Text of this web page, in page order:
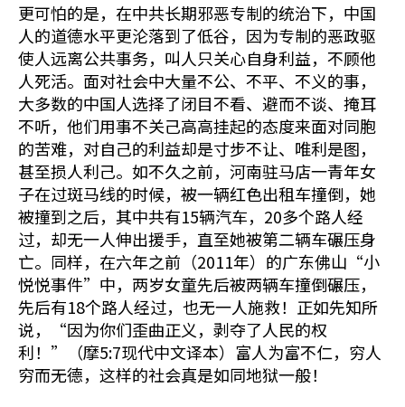
更可怕的是，在中共长期邪恶专制的统治下，中国
人的道德水平更沦落到了低谷，因为专制的恶政驱
使人远离公共事务，叫人只关心自身利益，不顾他
人死活。面对社会中大量不公、不平、不义的事，
大多数的中国人选择了闭目不看、避而不谈、掩耳
不听，他们用事不关己高高挂起的态度来面对同胞
的苦难，对自己的利益却是寸步不让、唯利是图，
甚至损人利己。如不久之前，河南驻马店一青年女
子在过斑马线的时候，被一辆红色出租车撞倒，她
被撞到之后，其中共有15辆汽车，20多个路人经
过，却无一人伸出援手，直至她被第二辆车碾压身
亡。同样，在六年之前（2011年）的广东佛山“小
悦悦事件”中，两岁女童先后被两辆车撞倒碾压，
先后有18个路人经过，也无一人施救！正如先知所
说，“因为你们歪曲正义，剥夺了人民的权
利！”（摩5:7现代中文译本）富人为富不仁，穷人
穷而无德，这样的社会真是如同地狱一般！